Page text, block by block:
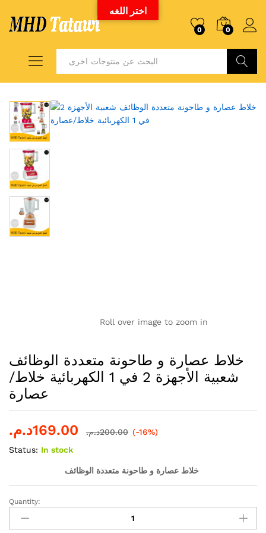
0 0
Roll over image to zoom in
خلاط عصارة و طاحونة متعددة الوظائف
شعبية الأجهزة 2 في 1 الكهربائية خلاط/
عصارة
169.00د.م. 200.00د.م.
(-16%)
Status: In stock
خلاط
عصارة
و
Quantity:
اختر اللغه